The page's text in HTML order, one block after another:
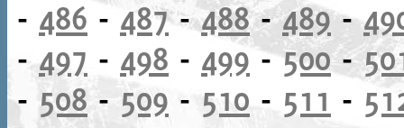
- 486 - 487-488-489-
-497 - 498 - 499-500-
- 508 -509 - 510 - 511 -